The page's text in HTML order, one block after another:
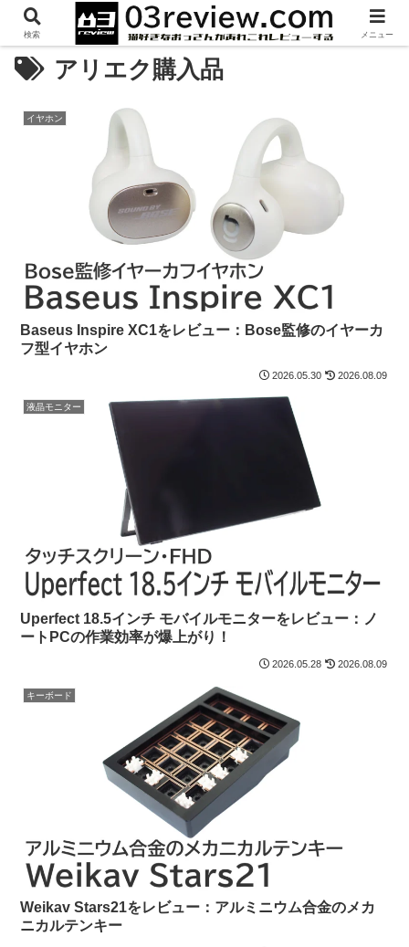
アリエク購入品
イヤホン
Baseus Inspire XC1をレビュー：Bose監修のイヤーカ
フ型イヤホン
2026.05.30 2026.08.09
液晶モニター
Uperfect 18.5インチ モバイルモニターをレビュー：ノ
ートPCの作業効率が爆上がり！
2026.05.28 2026.08.09
キーボード
Weikav Stars21をレビュー：アルミニウム合金のメカ
ニカルテンキー
検索 メニュー